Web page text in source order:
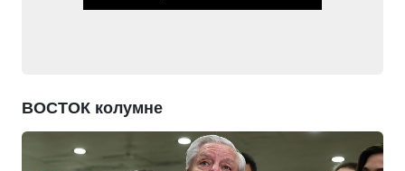
ВОСТОК колумне